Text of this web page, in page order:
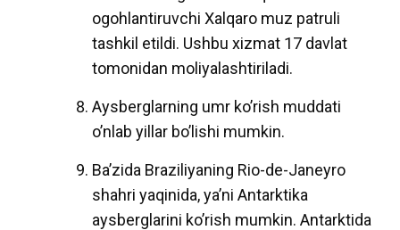
ogohlantiruvchi Xalqaro muz patruli
tashkil etildi. Ushbu xizmat 17 davlat
tomonidan moliyalashtiriladi.
Aysberglarning umr ko’rish muddati
o’nlab yillar bo’lishi mumkin.
Ba’zida Braziliyaning Rio-de-Janeyro
shahri yaqinida, ya’ni Antarktika
aysberglarini ko’rish mumkin. Antarktida